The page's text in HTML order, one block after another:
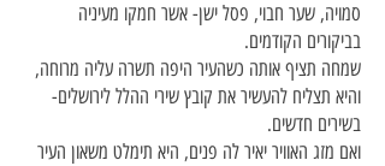
סמויה, שער חבוי, פסל ישן- אשר חמקו מעיניה
בביקורים הקודמים.
שמחה תציף אותה כשהעיר היפה תשרה עליה מרוחה,
והיא תצליח להעשיר את קובץ שירי ההלל לירושלים-
בשירים חדשים.
ואם מזג האוויר יאיר לה פנים, היא תימלט משאון העיר